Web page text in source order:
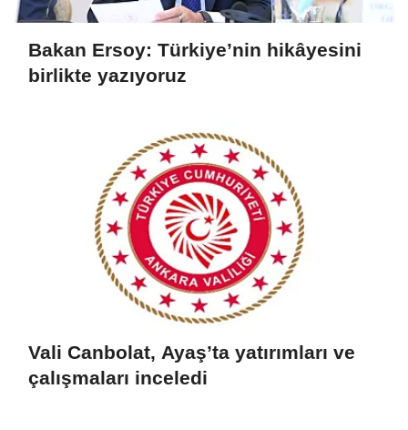
Bakan Ersoy: Türkiye’nin hikâyesini
birlikte yazıyoruz
Vali Canbolat, Ayaş’ta yatırımları ve
çalışmaları inceledi